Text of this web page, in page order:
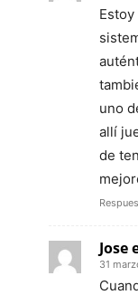
uno
allí
de
Jose
31